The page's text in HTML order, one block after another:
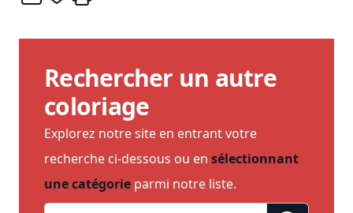
Rechercher un autre
coloriage
Explorez notre site en entrant votre
recherche ci-dessous ou en sélectionnant
une catégorie parmi notre liste.